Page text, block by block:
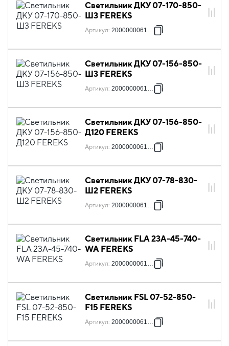
Светильник ДКУ 07-170-850-
Ш3 FEREKS
Артикул: 2000000061153
Светильник ДКУ 07-156-850-
Ш3 FEREKS
Артикул: 2000000061542
Светильник ДКУ 07-156-850-
Д120 FEREKS
Артикул: 2000000061665
Светильник ДКУ 07-78-830-
Ш2 FEREKS
Артикул: 2000000061689
Светильник FLA 23A-45-740-
WA FEREKS
Артикул: 2000000061788
Светильник FSL 07-52-850-
F15 FEREKS
Артикул: 2000000061825